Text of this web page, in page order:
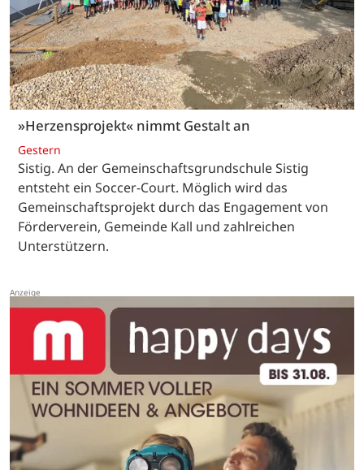
»Herzensprojekt« nimmt Gestalt an
Gestern
Sistig. An der Gemeinschaftsgrundschule Sistig
entsteht ein Soccer-Court. Möglich wird das
Gemeinschaftsprojekt durch das Engagement von
Förderverein, Gemeinde Kall und zahlreichen
Unterstützern.